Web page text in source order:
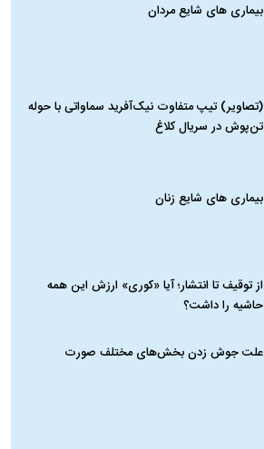
بیماری‌ های شایع مردان
(تصاویر) تیپ متفاوت نیک‌آفرید سماواتی با حوله
تن‌پوش در سریال کلاغ
بیماری‌ های شایع زنان
از توقیف تا انتشار؛ آیا «کوری» ارزش این همه
حاشیه را داشت؟
علت جوش زدن بخش‌های مختلف صورت